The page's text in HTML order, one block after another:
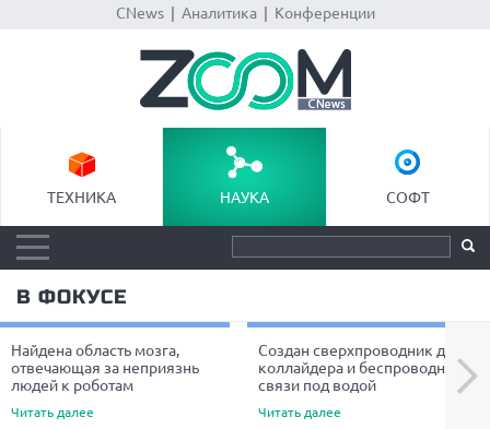
CNews| Аналитика| Конференции
ТЕХНИКА НАУКА СОФТ
В ФОКУСЕ
Найдена область мозга,
отвечающая за неприязнь
людей к роботам
Читать далее
Создан сверхпроводник для
коллайдера и беспроводной
связи под водой
Читать далее
Next